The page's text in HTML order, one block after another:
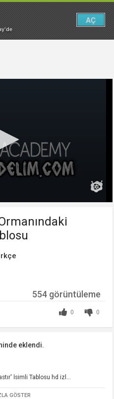
0
0
554 görüntüleme
eklendi.
İsimli Tablosu hd izl...
GÖSTER
AÇ